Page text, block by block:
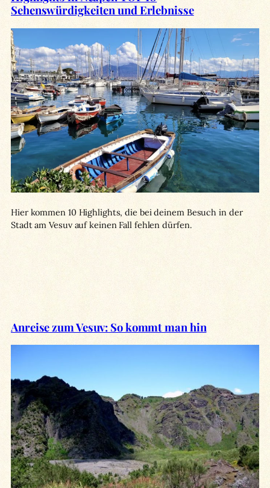
Sehenswürdigkeiten und Erlebnisse
Hier kommen 10 Highlights, die bei deinem Besuch in der
Stadt am Vesuv auf keinen Fall fehlen dürfen.
Anreise zum Vesuv: So kommt man hin